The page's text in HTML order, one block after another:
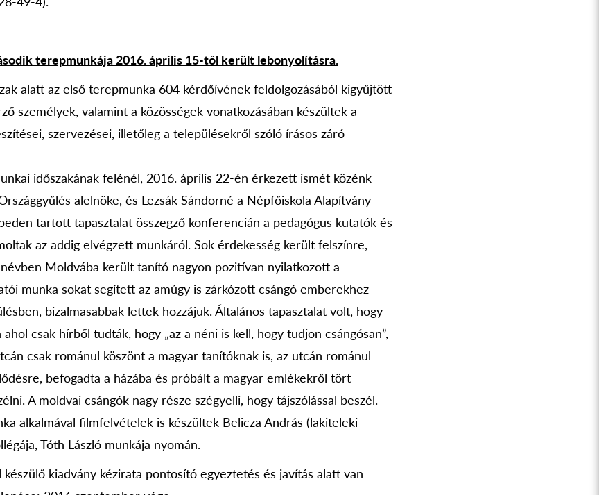
terepmunkája 2016. április 15-től került lebonyolításra.
alatt az első terepmunka 604 kérdőívének feldolgozásából kigyűjtött
személyek, valamint a közösségek vonatkozásában készültek a
szervezései, illetőleg a településekről szóló írásos záró
időszakának felénél, 2016. április 22-én érkezett ismét közénk
alelnöke, és Lezsák Sándorné a Népfőiskola Alapítvány
tartott tapasztalat összegző konferencián a pedagógus kutatók és
az addig elvégzett munkáról. Sok érdekesség került felszínre,
Moldvába került tanító nagyon pozitívan nyilatkozott a
munka sokat segített az amúgy is zárkózott csángó emberekhez
bizalmasabbak lettek hozzájuk. Általános tapasztalat volt, hogy
csak hírből tudták, hogy „az a néni is kell, hogy tudjon csángósan”,
csak románul köszönt a magyar tanítóknak is, az utcán románul
befogadta a házába és próbált a magyar emlékekről tört
A moldvai csángók nagy része szégyelli, hogy tájszólással beszél.
alkalmával filmfelvételek is készültek Belicza András (lakiteleki
Tóth László munkája nyomán.
kiadvány kézirata pontosító egyeztetés és javítás alatt van